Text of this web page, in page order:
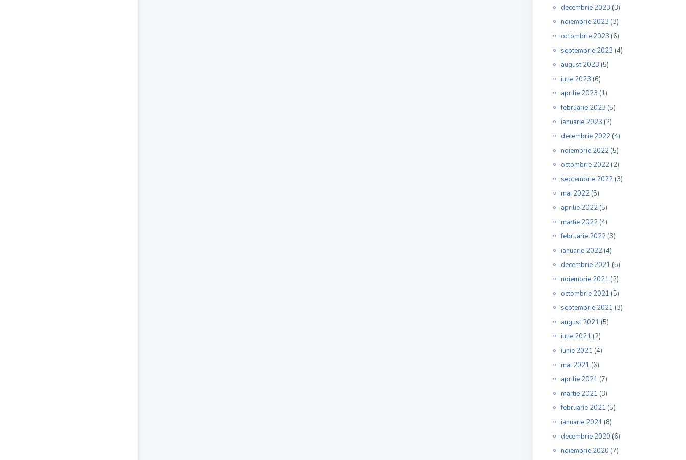
decembrie 2023 (3)
noiembrie 2023 (3)
octombrie 2023 (6)
septembrie 2023 (4)
august 2023 (5)
iulie 2023 (6)
aprilie 2023 (1)
februarie 2023 (5)
ianuarie 2023 (2)
decembrie 2022 (4)
noiembrie 2022 (5)
octombrie 2022 (2)
septembrie 2022 (3)
mai 2022 (5)
aprilie 2022 (5)
martie 2022 (4)
februarie 2022 (3)
ianuarie 2022 (4)
decembrie 2021 (5)
noiembrie 2021 (2)
octombrie 2021 (5)
septembrie 2021 (3)
august 2021 (5)
iulie 2021 (2)
iunie 2021 (4)
mai 2021 (6)
aprilie 2021 (7)
martie 2021 (3)
februarie 2021 (5)
ianuarie 2021 (8)
decembrie 2020 (6)
noiembrie 2020 (7)